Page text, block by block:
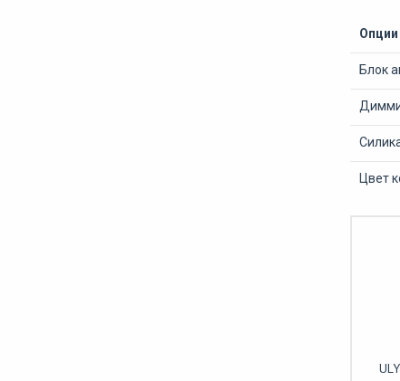
Опции
Блок
Цвет